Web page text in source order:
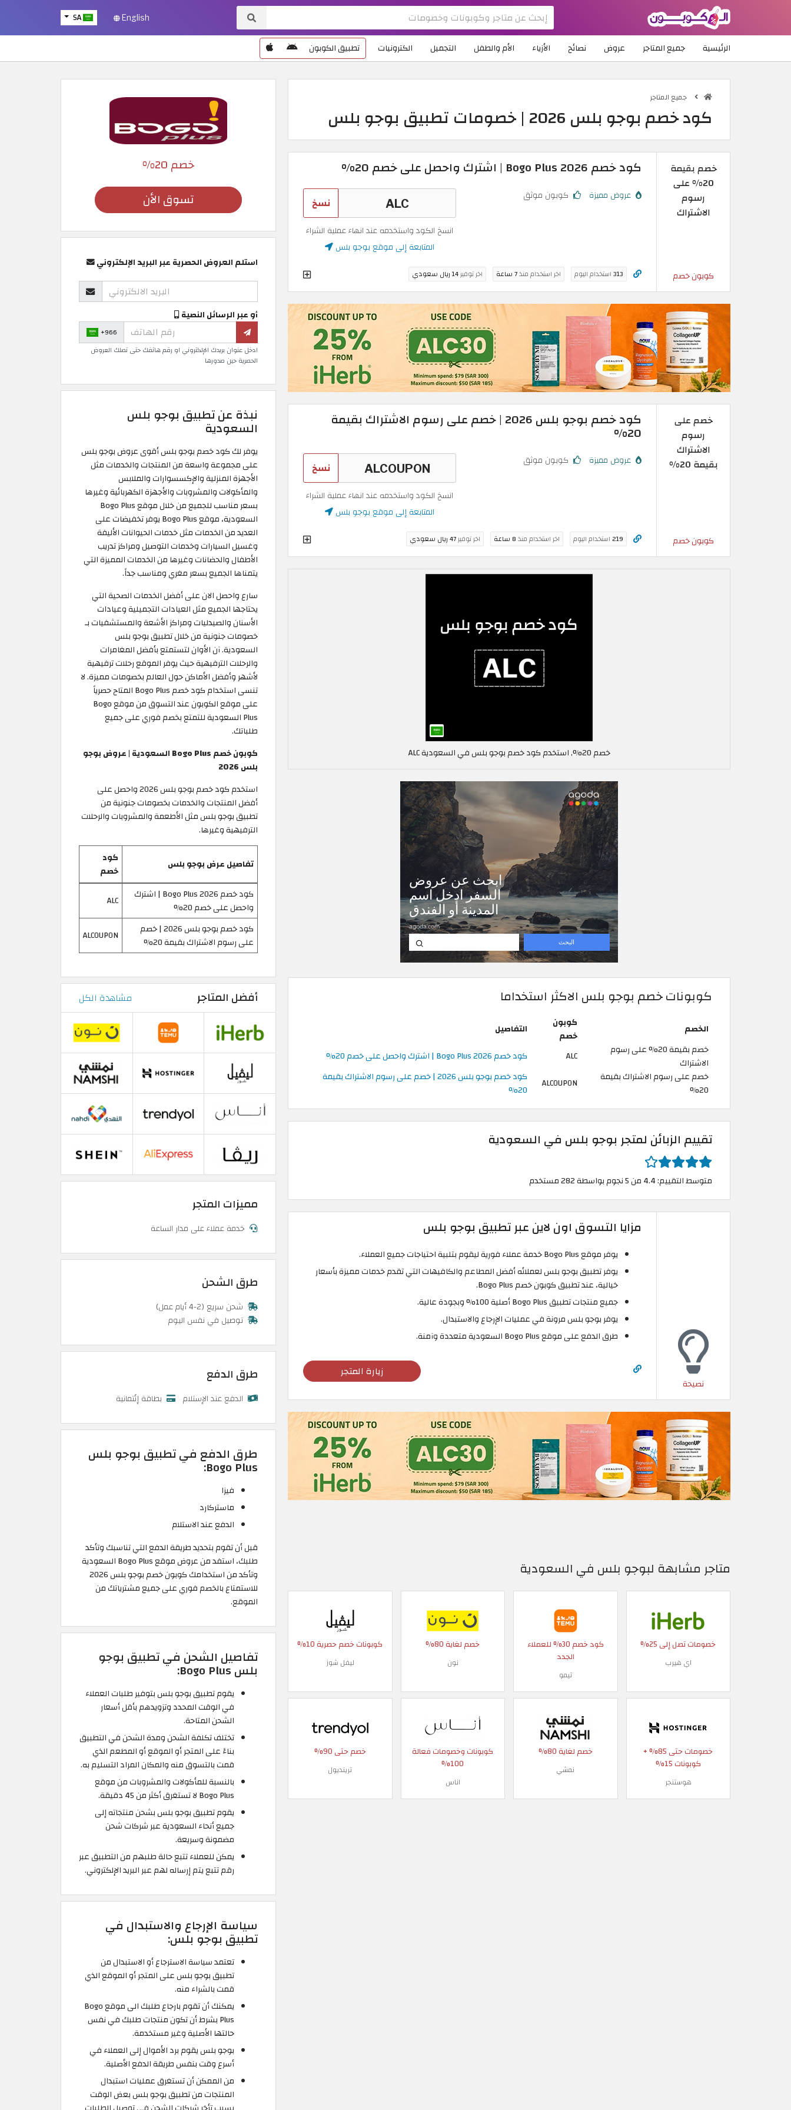
SA English
الرئيسية جميع المتاجر عروض نصائح الأزياء الأم والطفل التجميل الكترونيات تطبيق الكوبون
جميع المتاجر
كود خصم بوجو بلس 2026 | خصومات تطبيق بوجو بلس
خصم بقيمة
20% على
رسوم
الاشتراك
كوبون خصم
كود خصم Bogo Plus 2026 | اشترك واحصل على خصم 20%
عروض مميزة كوبون موثق نسخ
انسخ الكود واستخدمه عند انهاء عملية الشراء
المتابعة إلى موقع بوجو بلس
313استخدام اليوم اخر استخدام منذ7 ساعة اخر توفير14 ريال سعودي
خصم على
رسوم
الاشتراك
بقيمة 20%
كوبون خصم
كود خصم بوجو بلس 2026 | خصم على رسوم الاشتراك بقيمة
20%
عروض مميزة كوبون موثق نسخ
انسخ الكود واستخدمه عند انهاء عملية الشراء
المتابعة إلى موقع بوجو بلس
219استخدام اليوم اخر استخدام منذ8 ساعة اخر توفير47 ريال سعودي
خصم 20%, استخدم كود خصم بوجو بلس في السعودية ALC
كوبونات خصم بوجو بلس الاكثر استخداما
الخصم
كوبون
خصم
التفاصيل
خصم بقيمة 20% على رسوم
الاشتراك
ALC
كود خصم Bogo Plus 2026 | اشترك واحصل على خصم 20%
خصم على رسوم الاشتراك بقيمة
20%
ALCOUPON
كود خصم بوجو بلس 2026 | خصم على رسوم الاشتراك بقيمة
20%
تقييم الزبائن لمتجر بوجو بلس في السعودية
متوسط التقييم: 4.4 من 5 نجوم بواسطة 282 مستخدم
نصيحة
مزايا التسوق اون لاين عبر تطبيق بوجو بلس
يوفر موقع Bogo Plus خدمة عملاء فورية ليقوم بتلبية احتياجات جميع العملاء.
يوفر تطبيق بوجو بلس لعملائه أفضل المطاعم والكافيهات التي تقدم خدمات مميزة بأسعار
خيالية، عند تطبيق كوبون خصم Bogo Plus.
جميع منتجات تطبيق Bogo Plus أصلية 100% وبجودة عالية.
يوفر بوجو بلس مرونة في عمليات الإرجاع والاستبدال.
طرق الدفع على موقع Bogo Plus السعودية متعددة وآمنة.
زيارة المتجر
متاجر مشابهة لبوجو بلس في السعودية
خصومات تصل إلى 25%
اي هيرب
كود خصم 30% للعملاء
الجدد
تيمو
خصم لغاية 80%
نون
كوبونات خصم حصرية 10%
ليفل شوز
خصومات حتى 85% +
كوبونات 15%
هوستنجر
خصم لغاية 80%
نمشي
كوبونات وخصومات فعالة
100%
اناس
خصم حتى 90%
ترينديول
خصم 20%
تسوق الأن
استلم العروض الحصرية عبر البريد الإلكتروني
أو عبر الرسائل النصية
+966
ادخل عنوان بريدك الإلكتروني او رقم هاتفك حتى تصلك العروض
الحصرية حين صدورها
نبذة عن تطبيق بوجو بلس
السعودية
يوفر لك كود خصم بوجو بلس أقوى عروض بوجو بلس
على مجموعة واسعة من المنتجات والخدمات مثل
الأجهزة المنزلية والإكسسوارات والملابس
والمأكولات والمشروبات والأجهزة الكهربائية وغيرها
بسعر مناسب للجميع من خلال موقع Bogo Plus
السعودية، موقع Bogo Plus يوفر تخفيضات على
العديد من الخدمات مثل خدمات الحيوانات الأليفة
وغسيل السيارات وخدمات التوصيل ومراكز تدريب
الأطفال والحضانات وغيرها من الخدمات المميزة التي
يتمناها الجميع بسعر مغري ومناسب جداً.
سارع واحصل الان على أفضل الخدمات الصحية التي
يحتاجها الجميع مثل العيادات التجميلية وعيادات
الأسنان والصيدليات ومراكز الأشعة والمستشفيات بـ
خصومات جنونية من خلال تطبيق بوجو بلس
السعودية. آن الأوان لتستمتع بأفضل المغامرات
والرحلات الترفيهية حيث يوفر الموقع رحلات ترفيهية
لأشهر وأفضل الأماكن حول العالم بخصومات مميزة. لا
تنسى استخدام كود خصم Bogo Plus المتاح حصرياً
على موقع الكوبون عند التسوق من موقع Bogo
Plus السعودية للتمتع بخصم فوري على جميع
طلباتك. ​
كوبون خصم Bogo Plus السعودية | عروض بوجو
بلس 2026
استخدم كود خصم بوجو بلس 2026 واحصل على
أفضل المنتجات والخدمات بخصومات جنونية من
تطبيق بوجو بلس مثل الأطعمة والمشروبات والرحلات
الترفيهية وغيرها.
تفاصيل عرض بوجو بلس
كود
خصم
كود خصم Bogo Plus 2026 | اشترك
واحصل على خصم 20%
ALC
كود خصم بوجو بلس 2026 | خصم
على رسوم الاشتراك بقيمة 20%
ALCOUPON
أفضل المتاجر مشاهدة الكل
مميزات المتجر
خدمة عملاء على مدار الساعة
طرق الشحن
شحن سريع (2-4 أيام عمل)
توصيل في نفس اليوم
طرق الدفع
الدفع عند الإستلام بطاقة إئتمانية
طرق الدفع في تطبيق بوجو بلس
Bogo Plus:
فيزا
ماستركارد
الدفع عند الاستلام
قبل أن تقوم بتحديد طريقة الدفع التي تناسبك وتأكد
طلبك، استفد من عروض موقع Bogo Plus السعودية
وتأكد من استخدامك كوبون خصم بوجو بلس 2026
للاستمتاع بالخصم فوري على جميع مشترياتك من
الموقع.
تفاصيل الشحن في تطبيق بوجو
بلس Bogo Plus:
يقوم تطبيق بوجو بلس بتوفير طلبات العملاء
في الوقت المحدد وتزويدهم بأقل أسعار
الشحن المتاحة.
تختلف تكلفة الشحن ومدة الشحن في التطبيق
بناءً على المتجر أو الموقع أو المطعم الذي
قمت بالتسوق منه والمكان المراد التسليم به.
بالنسبة للمأكولات والمشروبات من موقع
Bogo Plus لا تستغرق أكثر من 45 دقيقة.
يقوم تطبيق بوجو بلس بشحن منتجاته إلى
جميع أنحاء السعودية عبر شركات شحن
مضمونة وسريعة.
يمكن للعملاء تتبع حالة طلبهم من التطبيق عبر
رقم تتبع يتم إرساله لهم عبر البريد الإلكتروني.
سياسة الإرجاع والاستبدال في
تطبيق بوجو بلس:
تعتمد سياسة الاسترجاع أو الاستبدال من
تطبيق بوجو بلس على المتجر أو الموقع الذي
قمت بالشراء منه.
يمكنك أن تقوم بارجاع طلبك الى موقع Bogo
Plus بشرط أن تكون منتجات طلبك في نفس
حالتها الأصلية وغير مستخدمة.
بوجو بلس يقوم برد الأموال إلى العملاء في
أسرع وقت بنفس طريقة الدفع الأصلية.
من الممكن أن تستغرق عمليات استبدال
المنتجات من تطبيق بوجو بلس بعض الوقت